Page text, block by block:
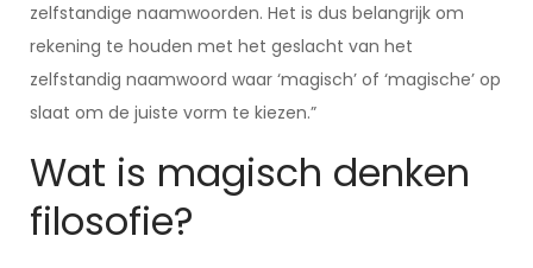
zelfstandige naamwoorden. Het is dus belangrijk om
rekening te houden met het geslacht van het
zelfstandig naamwoord waar ‘magisch’ of ‘magische’ op
slaat om de juiste vorm te kiezen.”
Wat is magisch denken
filosofie?